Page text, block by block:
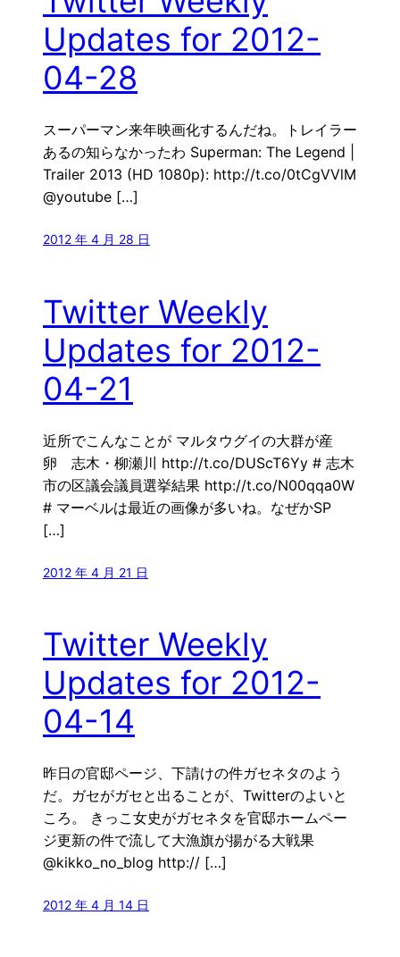
Updates for 2012-
04-28
スーパーマン来年映画化するんだね。トレイラー
あるの知らなかったわ Superman: The Legend |
Trailer 2013 (HD 1080p): http://t.co/0tCgVVlM
@youtube […]
2012 年 4 月 28 日
Twitter Weekly
Updates for 2012-
04-21
近所でこんなことが マルタウグイの大群が産
卵 志木・柳瀬川 http://t.co/DUScT6Yy # 志木
市の区議会議員選挙結果 http://t.co/N00qqa0W
# マーベルは最近の画像が多いね。なぜかSP
[…]
2012 年 4 月 21 日
Twitter Weekly
Updates for 2012-
04-14
昨日の官邸ページ、下請けの件ガセネタのよう
だ。ガセがガセと出ることが、Twitterのよいと
ころ。 きっこ女史がガセネタを官邸ホームペー
ジ更新の件で流して大漁旗が揚がる大戦果
@kikko_no_blog http:// […]
2012 年 4 月 14 日